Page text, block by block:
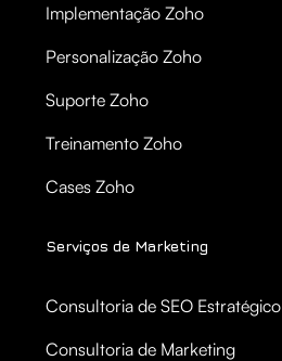
Implementação Zoho
Personalização Zoho
Suporte Zoho
Treinamento Zoho
Cases Zoho
Serviços de Marketing
Consultoria de SEO Estratégico
Consultoria de Marketing